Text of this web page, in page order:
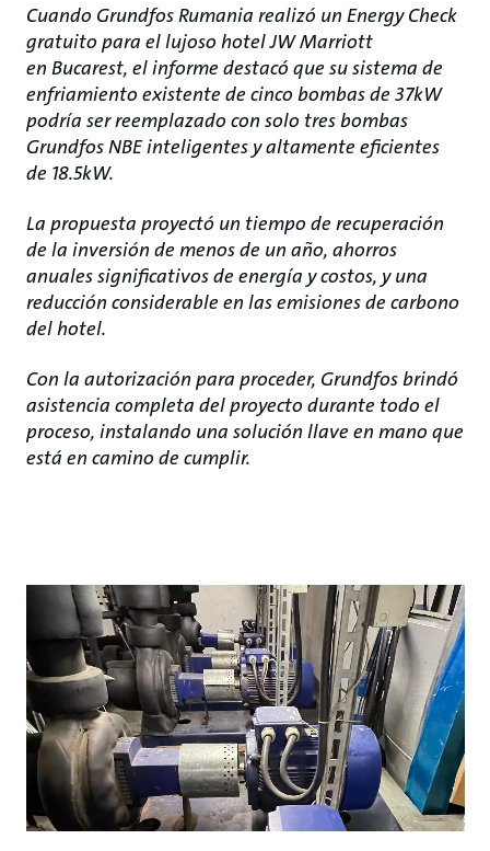
Cuando Grundfos Rumania realizó un Energy Check
gratuito para el lujoso hotel JW Marriott
en Bucarest, el informe destacó que su sistema de
enfriamiento existente de cinco bombas de 37kW
podría ser reemplazado con solo tres bombas
Grundfos NBE inteligentes y altamente eficientes
de 18.5kW.
La propuesta proyectó un tiempo de recuperación
de la inversión de menos de un año, ahorros
anuales significativos de energía y costos, y una
reducción considerable en las emisiones de carbono
del hotel.
Con la autorización para proceder, Grundfos brindó
asistencia completa del proyecto durante todo el
proceso, instalando una solución llave en mano que
está en camino de cumplir.